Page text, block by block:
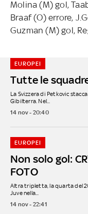
Molina (M) gol,
Braaf (O) errore,
Guzman (M) gol,
Tutte le
EUROPEI
La Svizzera di Petkovic
Gibilterra. Nel...
14 nov - 20:40
Non solo gol:
FOTO
EUROPEI
Altra tripletta, la quarta del
Juve nella...
14 nov - 22:41